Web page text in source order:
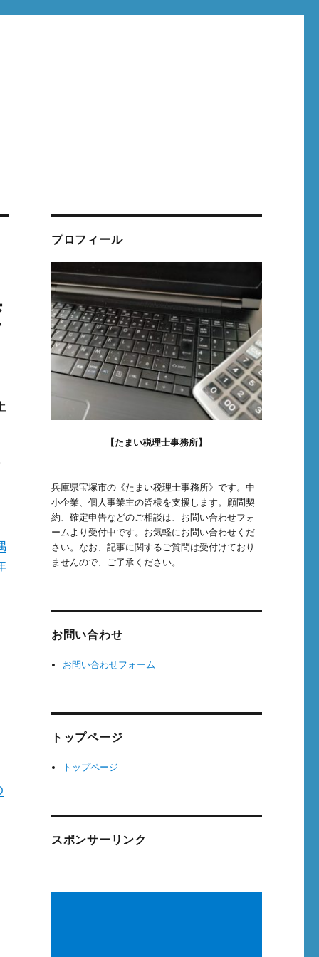
プロフィール
【たまい税理士事務所】
兵庫県宝塚市の《たまい税理士事務所》です。中
小企業、個人事業主の皆様を支援します。顧問契
約、確定申告などのご相談は、お問い合わせフォ
ームより受付中です。お気軽にお問い合わせくだ
さい。なお、記事に関するご質問は受付けており
ませんので、ご了承ください。
お問い合わせ
お問い合わせフォーム
トップページ
トップページ
スポンサーリンク